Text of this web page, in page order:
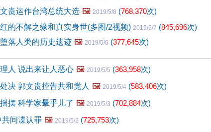
贵运作台湾总统大选 🖼️ 2019/5/8 (768,370次)
的不解之缘和真实身世(多图/2视频) 2019/5/7 (845,696次)
落人类的历史遗迹 🖼️ 2019/5/6 (377,645次)
人 说出来让人恶心 🖼️ 2019/5/5 (363,958次)
决 郭文贵控告共和党人 🖼️ 2019/5/4 (583,406次)
摆 科学家晕乎儿了 🖼️ 2019/5/3 (702,884次)
间谍认罪 🖼️ 2019/5/2 (725,753次)